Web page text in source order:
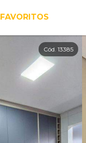
FAVORITOS
Cód. 13385